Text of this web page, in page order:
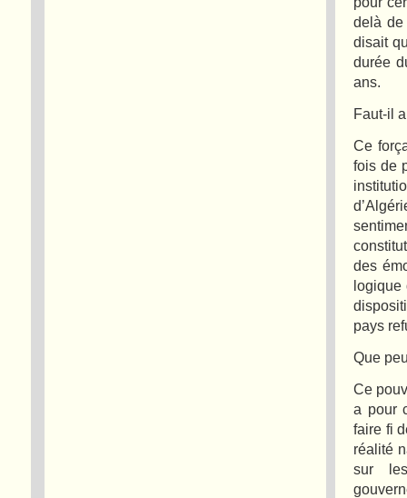
delà de
disait
durée
ans.
Faut-il
Ce
fois de
des
logique
pays
Que
Ce
a pour
faire fi
réalité
sur